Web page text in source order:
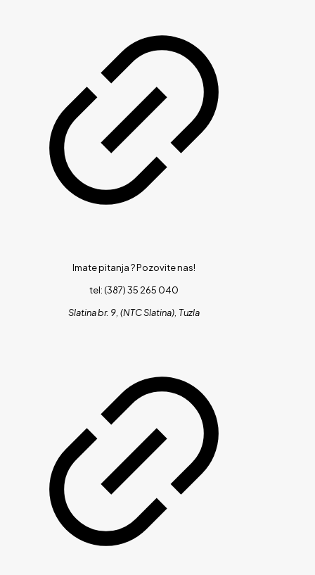
Imate pitanja ?Pozovite nas!
tel: (387) 35 265 040
Slatina br. 9, (NTC Slatina), Tuzla